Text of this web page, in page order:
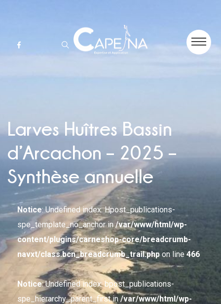
Larves Huîtres Bassin
d’Arcachon – 2025 –
Synthèse annuelle
Notice: Undefined index: Hpost_publications-
spe_template_no_anchor in/var/www/html/wp-
content/plugins/carneshop-core/breadcrumb-
navxt/class.bcn_breadcrumb_trail.phpon line 466
Notice: Undefined index: bpost_publications-
spe_hierarchy_parent_first in /var/www/html/wp-